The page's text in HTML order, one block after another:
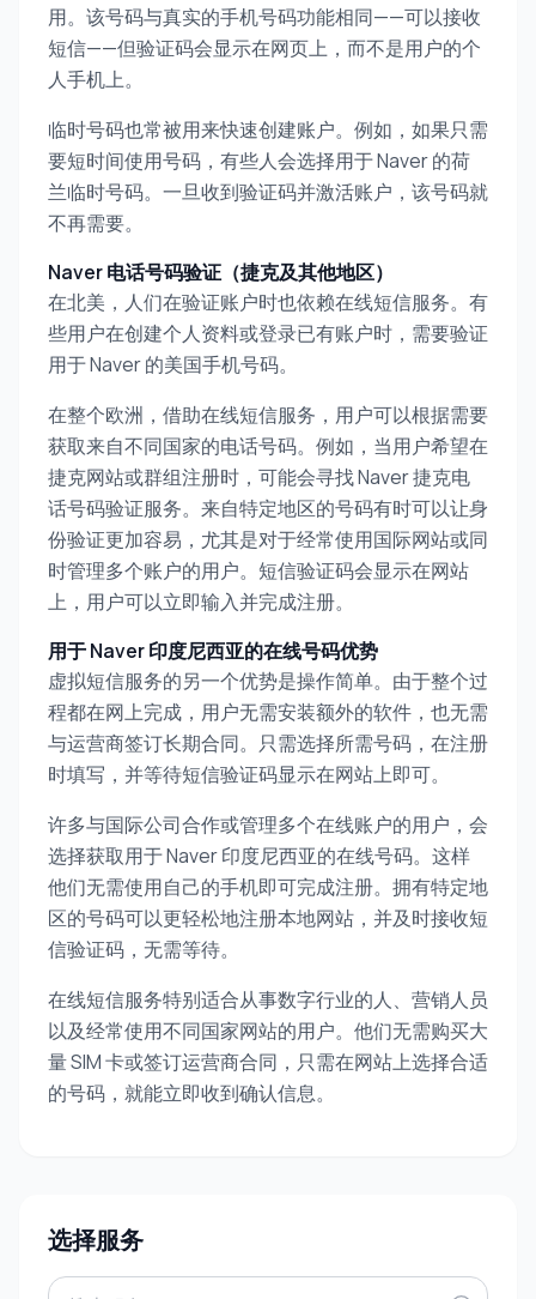
用。该号码与真实的手机号码功能相同——可以接收
短信——但验证码会显示在网页上，而不是用户的个
人手机上。
临时号码也常被用来快速创建账户。例如，如果只需
要短时间使用号码，有些人会选择用于 Naver 的荷
兰临时号码。一旦收到验证码并激活账户，该号码就
不再需要。
Naver 电话号码验证（捷克及其他地区）
在北美，人们在验证账户时也依赖在线短信服务。有
些用户在创建个人资料或登录已有账户时，需要验证
用于 Naver 的美国手机号码。
在整个欧洲，借助在线短信服务，用户可以根据需要
获取来自不同国家的电话号码。例如，当用户希望在
捷克网站或群组注册时，可能会寻找 Naver 捷克电
话号码验证服务。来自特定地区的号码有时可以让身
份验证更加容易，尤其是对于经常使用国际网站或同
时管理多个账户的用户。短信验证码会显示在网站
上，用户可以立即输入并完成注册。
用于 Naver 印度尼西亚的在线号码优势
虚拟短信服务的另一个优势是操作简单。由于整个过
程都在网上完成，用户无需安装额外的软件，也无需
与运营商签订长期合同。只需选择所需号码，在注册
时填写，并等待短信验证码显示在网站上即可。
许多与国际公司合作或管理多个在线账户的用户，会
选择获取用于 Naver 印度尼西亚的在线号码。这样
他们无需使用自己的手机即可完成注册。拥有特定地
区的号码可以更轻松地注册本地网站，并及时接收短
信验证码，无需等待。
在线短信服务特别适合从事数字行业的人、营销人员
以及经常使用不同国家网站的用户。他们无需购买大
量 SIM 卡或签订运营商合同，只需在网站上选择合适
的号码，就能立即收到确认信息。
选择服务